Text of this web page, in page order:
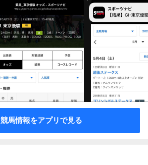
競馬情報をアプリで見る